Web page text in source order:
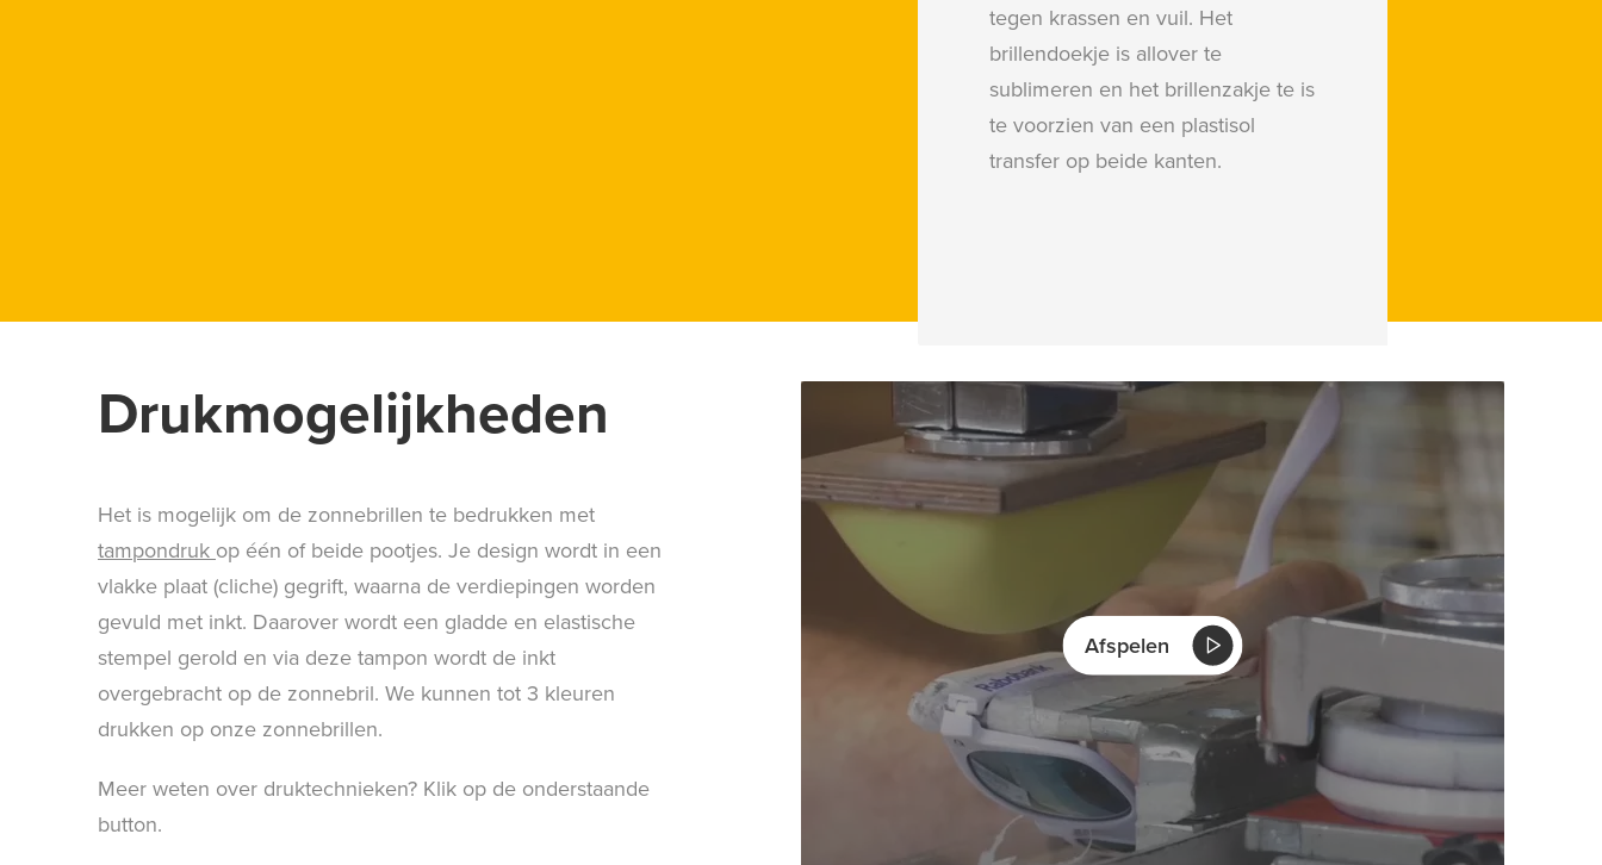
tegen krassen en vuil. Het
brillendoekje is allover te
sublimeren en het brillenzakje te is
te voorzien van een plastisol
transfer op beide kanten.
Drukmogelijkheden
Het is mogelijk om de zonnebrillen te bedrukken met
tampondruk op één of beide pootjes. Je design wordt in een
vlakke plaat (cliche) gegrift, waarna de verdiepingen worden
gevuld met inkt. Daarover wordt een gladde en elastische
stempel gerold en via deze tampon wordt de inkt
overgebracht op de zonnebril. We kunnen tot 3 kleuren
drukken op onze zonnebrillen.
Meer weten over druktechnieken? Klik op de onderstaande
button.
Afspelen